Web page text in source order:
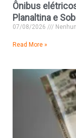
Ônibus
Planaltina e
07/08/2026
Read More »